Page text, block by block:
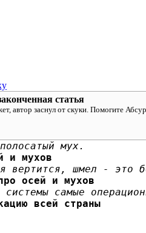
статья
автор заснул от скуки. Помогите
мух.
и мухов
вертится, шмел - это
осей и мухов
системы самые
всей страны